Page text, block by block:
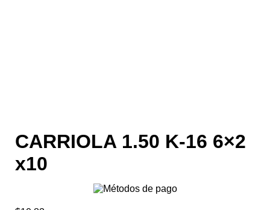
CARRIOLA 1.50 K-16 6×2
x10